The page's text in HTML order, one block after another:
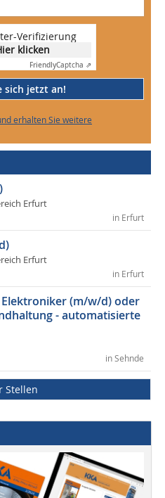
Verifizierung
klicken
FriendlyCaptcha ⇗
sich jetzt an!
erhalten Sie weitere
Erfurt
in Erfurt
Erfurt
in Erfurt
(m/w/d) oder
- automatisierte
in Sehnde
Stellen